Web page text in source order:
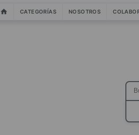
CATEGORÍAS NOSOTROS